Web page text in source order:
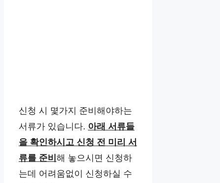
신청 시 몇가지 준비해야하는
서류가 있습니다. 아래 서류들
을 확인하시고 신청 전 미리 서
류를 준비 해 놓으시면 신청하
는데 어려움없이 신청하실 수